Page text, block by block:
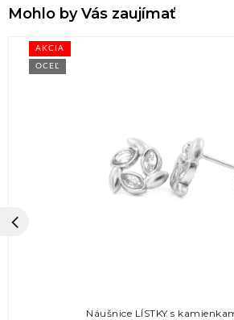
Mohlo by Vás zaujímať
AKCIA
OCEĽ
Náušnice LÍSTKY s